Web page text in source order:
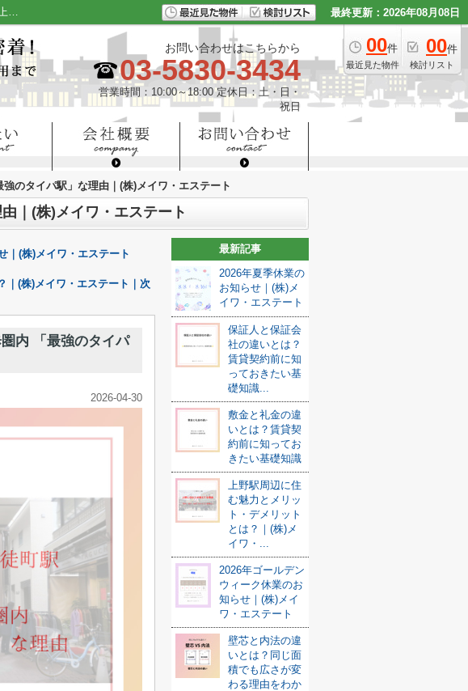
【穴場公開】新御徒町駅 上野まで徒歩圏内 「最強のタイパ駅」な理由｜(株)メイワ・エステート|上野・浅草の賃貸・売買・不動産情報はメイワ・エステート 最終更新：2026年08月08日
00件
最近見た物件
00件
検討リスト
お問い合わせはこちらから
03-5830-3434
営業時間：10:00～18:00 定休日：土・日・
祝日
のタイパ駅」な理由｜(株)メイワ・エステート
｜(株)メイワ・エステート
｜(株)メイワ・エステート
｜(株)メイワ・エステート｜次
内 「最強のタイパ
2026-04-30
最新記事
2026年夏季休業の
お知らせ｜(株)メ
イワ・エステート
保証人と保証会
社の違いとは？
賃貸契約前に知
っておきたい基
礎知識...
敷金と礼金の違
いとは？賃貸契
約前に知ってお
きたい基礎知識
上野駅周辺に住
む魅力とメリッ
ト・デメリット
とは？｜(株)メ
イワ・...
2026年ゴールデン
ウィーク休業のお
知らせ｜(株)メイ
ワ・エステート
壁芯と内法の違
いとは？同じ面
積でも広さが変
わる理由をわか